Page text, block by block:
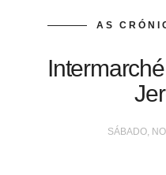
AS
SÁBADO,